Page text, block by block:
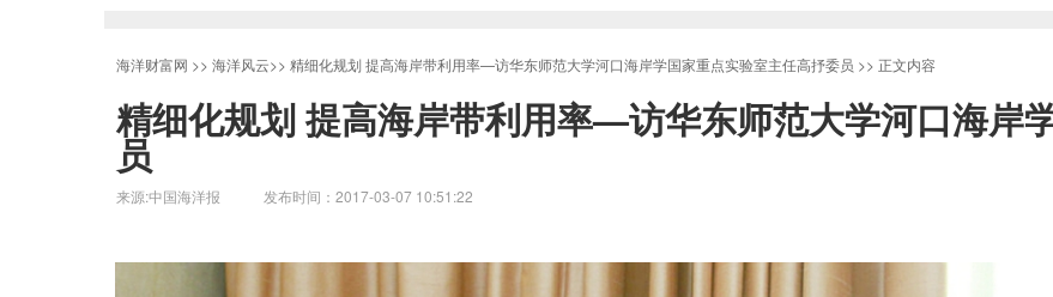
海洋财富网 >> 海洋风云>> 精细化规划 提高海岸带利用率—访华东师范大学河口海岸学国家重点实验室主任高抒委员 >> 正文内容
精细化规划 提高海岸带利用率—访华东师范大学河口海岸
员
来源:中国海洋报 发布时间：2017-03-07 10:51:22